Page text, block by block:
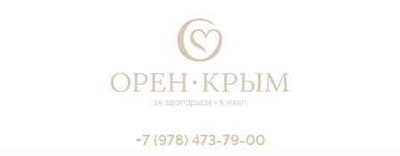
+7 (978) 473-79-00